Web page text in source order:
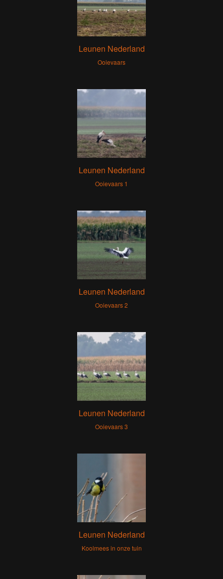
Leunen Nederland
Ooievaars
Leunen Nederland
Ooievaars 1
Leunen Nederland
Ooievaars 2
Leunen Nederland
Ooievaars 3
Leunen Nederland
Koolmees in onze tuin